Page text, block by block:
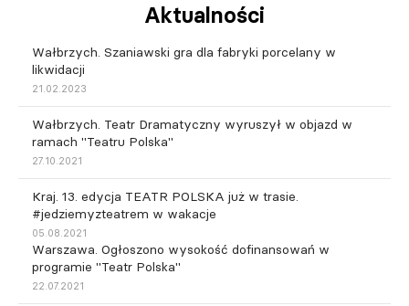
Aktualności
Wałbrzych. Szaniawski gra dla fabryki porcelany w
likwidacji
21.02.2023
Wałbrzych. Teatr Dramatyczny wyruszył w objazd w
ramach "Teatru Polska"
27.10.2021
Kraj. 13. edycja TEATR POLSKA już w trasie.
#jedziemyzteatrem w wakacje
05.08.2021
Warszawa. Ogłoszono wysokość dofinansowań w
programie "Teatr Polska"
22.07.2021